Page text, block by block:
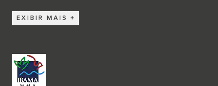
EXIBIR MAIS